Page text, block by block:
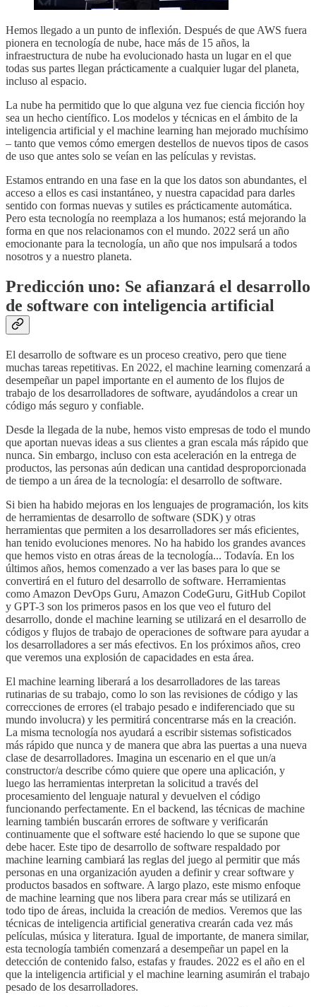
Hemos llegado a un punto de inflexión. Después de que AWS fuera
pionera en tecnología de nube, hace más de 15 años, la
infraestructura de nube ha evolucionado hasta un lugar en el que
todas sus partes llegan prácticamente a cualquier lugar del planeta,
incluso al espacio.
La nube ha permitido que lo que alguna vez fue ciencia ficción hoy
sea un hecho científico. Los modelos y técnicas en el ámbito de la
inteligencia artificial y el machine learning han mejorado muchísimo
– tanto que vemos cómo emergen destellos de nuevos tipos de casos
de uso que antes solo se veían en las películas y revistas.
Estamos entrando en una fase en la que los datos son abundantes, el
acceso a ellos es casi instantáneo, y nuestra capacidad para darles
sentido con formas nuevas y sutiles es prácticamente automática.
Pero esta tecnología no reemplaza a los humanos; está mejorando la
forma en que nos relacionamos con el mundo. 2022 será un año
emocionante para la tecnología, un año que nos impulsará a todos
nosotros y a nuestro planeta.
Predicción uno: Se afianzará el desarrollo
de software con inteligencia artificial
El desarrollo de software es un proceso creativo, pero que tiene
muchas tareas repetitivas. En 2022, el machine learning comenzará a
desempeñar un papel importante en el aumento de los flujos de
trabajo de los desarrolladores de software, ayudándolos a crear un
código más seguro y confiable.
Desde la llegada de la nube, hemos visto empresas de todo el mundo
que aportan nuevas ideas a sus clientes a gran escala más rápido que
nunca. Sin embargo, incluso con esta aceleración en la entrega de
productos, las personas aún dedican una cantidad desproporcionada
de tiempo a un área de la tecnología: el desarrollo de software.
Si bien ha habido mejoras en los lenguajes de programación, los kits
de herramientas de desarrollo de software (SDK) y otras
herramientas que permiten a los desarrolladores ser más eficientes,
han tenido evoluciones menores. No ha habido los grandes avances
que hemos visto en otras áreas de la tecnología... Todavía. En los
últimos años, hemos comenzado a ver las bases para lo que se
convertirá en el futuro del desarrollo de software. Herramientas
como Amazon DevOps Guru, Amazon CodeGuru, GitHub Copilot
y GPT-3 son los primeros pasos en los que veo el futuro del
desarrollo, donde el machine learning se utilizará en el desarrollo de
códigos y flujos de trabajo de operaciones de software para ayudar a
los desarrolladores a ser más efectivos. En los próximos años, creo
que veremos una explosión de capacidades en esta área.
El machine learning liberará a los desarrolladores de las tareas
rutinarias de su trabajo, como lo son las revisiones de código y las
correcciones de errores (el trabajo pesado e indiferenciado que su
mundo involucra) y les permitirá concentrarse más en la creación.
La misma tecnología nos ayudará a escribir sistemas sofisticados
más rápido que nunca y de manera que abra las puertas a una nueva
clase de desarrolladores. Imagina un escenario en el que un/a
constructor/a describe cómo quiere que opere una aplicación, y
luego las herramientas interpretan la solicitud a través del
procesamiento del lenguaje natural y devuelven el código
funcionando perfectamente. En el backend, las técnicas de machine
learning también buscarán errores de software y verificarán
continuamente que el software esté haciendo lo que se supone que
debe hacer. Este tipo de desarrollo de software respaldado por
machine learning cambiará las reglas del juego al permitir que más
personas en una organización ayuden a definir y crear software y
productos basados en software. A largo plazo, este mismo enfoque
de machine learning que nos libera para crear más se utilizará en
todo tipo de áreas, incluida la creación de medios. Veremos que las
técnicas de inteligencia artificial generativa crearán cada vez más
películas, música y literatura. Igual de importante, de manera similar,
esta tecnología también comenzará a desempeñar un papel en la
detección de contenido falso, estafas y fraudes. 2022 es el año en el
que la inteligencia artificial y el machine learning asumirán el trabajo
pesado de los desarrolladores.